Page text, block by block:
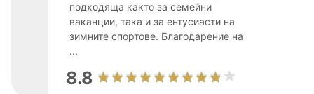
подходяща както за семейни
ваканции, така и за ентусиасти на
зимните спортове. Благодарение на
...
8.8